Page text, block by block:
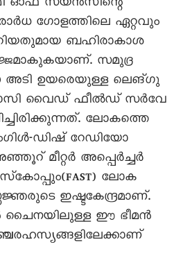
ഓഫ്‌ സയൻസിന്റെ
ഗോളത്തിലെ ഏറ്റവും
ബഹിരാകാശ
സമുദ്ര
അടി ഉയരെയുള്ള ലെങ്‌ഗു
വൈഡ് ഫീൽഡ് സർവേ
ലോകത്തെ
ഡിഷ് റേഡിയോ
മീറ്റർ അപ്പെർച്ചർ
ലോക
ഇഷ്ടകേന്ദ്രമാണ്‌.
ചൈനയിലുള്ള ഈ ഭീമൻ